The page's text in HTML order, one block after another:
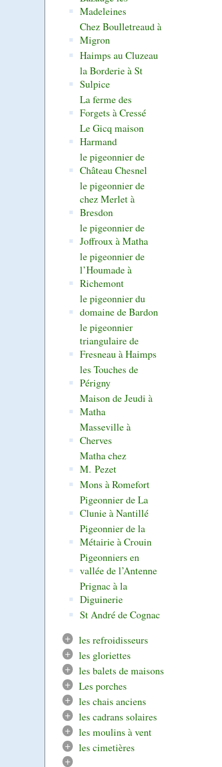
Madeleines
Chez Boulletreaud à
Migron
Haimps au Cluzeau
la Borderie à St
Sulpice
La ferme des
Forgets à Cressé
Le Gicq maison
Harmand
le pigeonnier de
Château Chesnel
le pigeonnier de
chez Merlet à
Bresdon
le pigeonnier de
Joffroux à Matha
le pigeonnier de
l’Houmade à
Richemont
le pigeonnier du
domaine de Bardon
le pigeonnier
triangulaire de
Fresneau à Haimps
les Touches de
Périgny
Maison de Jeudi à
Matha
Masseville à
Cherves
Matha chez
M. Pezet
Mons à Romefort
Pigeonnier de La
Clunie à Nantillé
Pigeonnier de la
Métairie à Crouin
Pigeonniers en
vallée de l’Antenne
Prignac à la
Diguinerie
St André de Cognac
+
les refroidisseurs
+
les gloriettes
+
les balets de maisons
+
Les porches
+
les chais anciens
+
les cadrans solaires
+
les moulins à vent
+
les cimetières
+